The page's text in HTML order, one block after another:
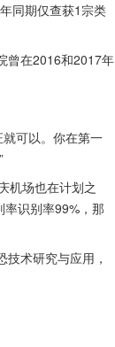
同期仅查获1宗类
曾在2016和2017年
可以。你在第一
机场也在计划之
识别率99%，那
术研究与应用，